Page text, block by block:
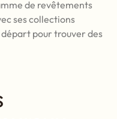
de revêtements
ses collections
pour trouver des